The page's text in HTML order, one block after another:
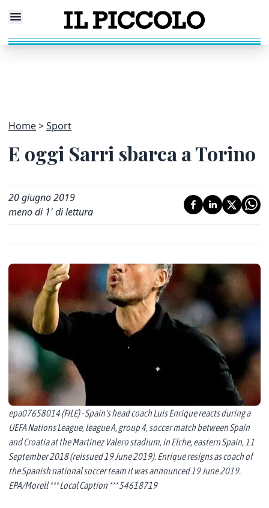
Home Sport
E oggi Sarri sbarca a Torino
20 giugno 2019
meno di 1' di lettura
epa07658014 (FILE) - Spain's head coach Luis Enrique reacts during a
UEFA Nations League, league A, group 4, soccer match between Spain
and Croatia at the Martinez Valero stadium, in Elche, eastern Spain, 11
September 2018 (reissued 19 June 2019). Enrique resigns as coach of
the Spanish national soccer team it was announced 19 June 2019.
EPA/Morell *** Local Caption *** 54618719